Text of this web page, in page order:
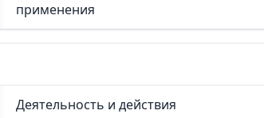
применения
Деятельность и действия